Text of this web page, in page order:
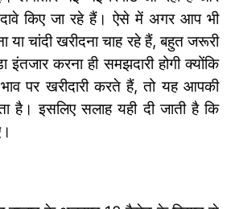
किए जा रहे हैं। ऐसे में अगर आप भी
या चांदी खरीदना चाह रहे हैं, बहुत जरूरी
करना ही समझदारी होगी क्योंकि
पर खरीदारी करते हैं, तो यह आपकी
है। इसलिए सलाह यही दी जाती है कि